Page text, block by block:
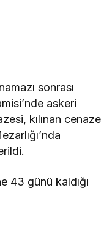
sonrası
askeri
kılınan cenaze
43 günü kaldığı